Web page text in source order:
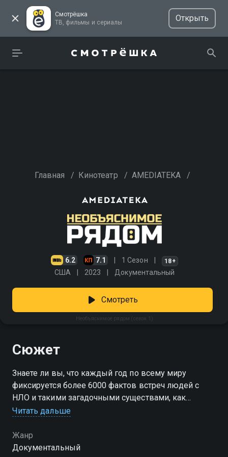
Смотрёшка
ТВ, фильмы и сериалы
Открыть
Главная / Кинотеатр / AMEDIATEKA /
6.2 7.1 1 Сезон 18+
США 2023 Документальный
Необъяснимое рядом (сезон 1)
Смотреть
Сюжет
Знаете ли вы, что каждый год по всему миру
фиксируется более 6000 фактов встреч людей с
НЛО и такими загадочными существами, как
чупакабра, йети и человек-мотылек. Создатели
интересные видеоролики, которые им присылали
свидетели чего-то странного, а также информацию
Читать дальше
Жанр
Документальный